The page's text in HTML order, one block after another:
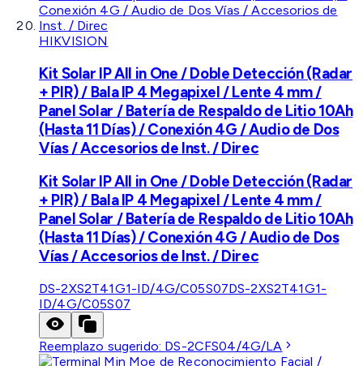
HIKVISION
Kit Solar IP All in One / Doble Detección (Radar
+ PIR) / Bala IP 4 Megapixel / Lente 4 mm /
Panel Solar / Batería de Respaldo de Litio 10Ah
(Hasta 11 Días) / Conexión 4G / Audio de Dos
Vías / Accesorios de Inst. / Direc
Kit Solar IP All in One / Doble Detección (Radar
+ PIR) / Bala IP 4 Megapixel / Lente 4 mm /
Panel Solar / Batería de Respaldo de Litio 10Ah
(Hasta 11 Días) / Conexión 4G / Audio de Dos
Vías / Accesorios de Inst. / Direc
DS-2XS2T41G1-ID/4G/C05S07DS-2XS2T41G1-
ID/4G/C05S07
Reemplazo sugerido: DS-2CFS04/4G/LA